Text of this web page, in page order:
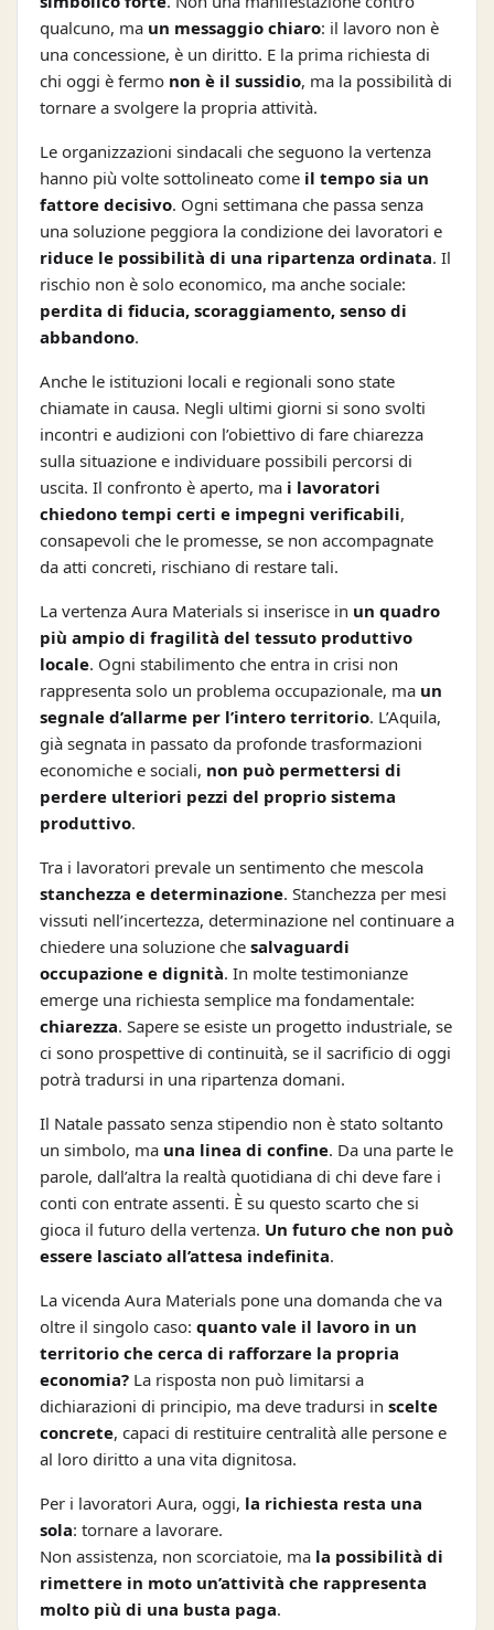
qualcuno, ma un messaggio chiaro: il lavoro non è
una concessione, è un diritto. E la prima richiesta di
chi oggi è fermo non è il sussidio, ma la possibilità di
tornare a svolgere la propria attività.
Le organizzazioni sindacali che seguono la vertenza
hanno più volte sottolineato come il tempo sia un
fattore decisivo. Ogni settimana che passa senza
una soluzione peggiora la condizione dei lavoratori e
riduce le possibilità di una ripartenza ordinata. Il
rischio non è solo economico, ma anche sociale:
perdita di fiducia, scoraggiamento, senso di
abbandono.
Anche le istituzioni locali e regionali sono state
chiamate in causa. Negli ultimi giorni si sono svolti
incontri e audizioni con l’obiettivo di fare chiarezza
sulla situazione e individuare possibili percorsi di
uscita. Il confronto è aperto, ma i lavoratori
chiedono tempi certi e impegni verificabili,
consapevoli che le promesse, se non accompagnate
da atti concreti, rischiano di restare tali.
La vertenza Aura Materials si inserisce in un quadro
più ampio di fragilità del tessuto produttivo
locale. Ogni stabilimento che entra in crisi non
rappresenta solo un problema occupazionale, ma un
segnale d’allarme per l’intero territorio. L’Aquila,
già segnata in passato da profonde trasformazioni
economiche e sociali, non può permettersi di
perdere ulteriori pezzi del proprio sistema
produttivo.
Tra i lavoratori prevale un sentimento che mescola
stanchezza e determinazione. Stanchezza per mesi
vissuti nell’incertezza, determinazione nel continuare a
chiedere una soluzione che salvaguardi
occupazione e dignità. In molte testimonianze
emerge una richiesta semplice ma fondamentale:
chiarezza. Sapere se esiste un progetto industriale, se
ci sono prospettive di continuità, se il sacrificio di oggi
potrà tradursi in una ripartenza domani.
Il Natale passato senza stipendio non è stato soltanto
un simbolo, ma una linea di confine. Da una parte le
parole, dall’altra la realtà quotidiana di chi deve fare i
conti con entrate assenti. È su questo scarto che si
gioca il futuro della vertenza. Un futuro che non può
essere lasciato all’attesa indefinita.
La vicenda Aura Materials pone una domanda che va
oltre il singolo caso: quanto vale il lavoro in un
territorio che cerca di rafforzare la propria
economia? La risposta non può limitarsi a
dichiarazioni di principio, ma deve tradursi in scelte
concrete, capaci di restituire centralità alle persone e
al loro diritto a una vita dignitosa.
Per i lavoratori Aura, oggi, la richiesta resta una
sola: tornare a lavorare.
Non assistenza, non scorciatoie, ma la possibilità di
rimettere in moto un’attività che rappresenta
molto più di una busta paga.